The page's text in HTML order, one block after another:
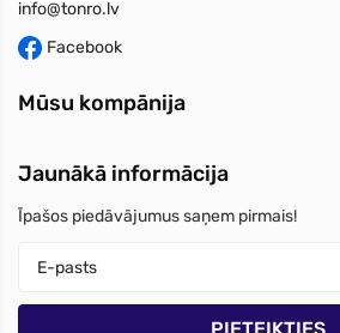
info@tonro.lv
Facebook
Mūsu kompānija
Jaunākā informācija
Īpašos piedāvājumus saņem pirmais!